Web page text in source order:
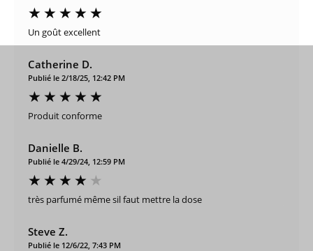
Un goût excellent
Catherine D.
Publié le 2/18/25, 12:42 PM
Produit conforme
Danielle B.
Publié le 4/29/24, 12:59 PM
très parfumé même sil faut mettre la dose
Steve Z.
Publié le 12/6/22, 7:43 PM